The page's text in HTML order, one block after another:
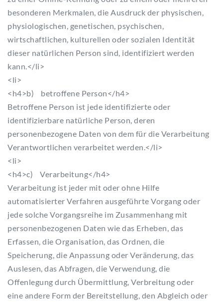
besonderen Merkmalen, die Ausdruck der physischen,
physiologischen, genetischen, psychischen,
wirtschaftlichen, kulturellen oder sozialen Identität
dieser natürlichen Person sind, identifiziert werden
kann.</li>
<li>
<h4>b) betroffene Person</h4>
Betroffene Person ist jede identifizierte oder
identifizierbare natürliche Person, deren
personenbezogene Daten von dem für die Verarbeitung
Verantwortlichen verarbeitet werden.</li>
<li>
<h4>c) Verarbeitung</h4>
Verarbeitung ist jeder mit oder ohne Hilfe
automatisierter Verfahren ausgeführte Vorgang oder
jede solche Vorgangsreihe im Zusammenhang mit
personenbezogenen Daten wie das Erheben, das
Erfassen, die Organisation, das Ordnen, die
Speicherung, die Anpassung oder Veränderung, das
Auslesen, das Abfragen, die Verwendung, die
Offenlegung durch Übermittlung, Verbreitung oder
eine andere Form der Bereitstellung, den Abgleich oder